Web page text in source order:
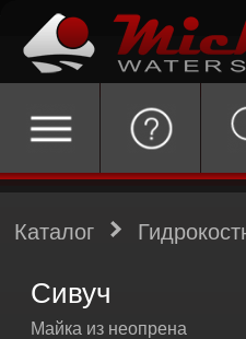
Каталог
Сивуч
Майка из неопрена